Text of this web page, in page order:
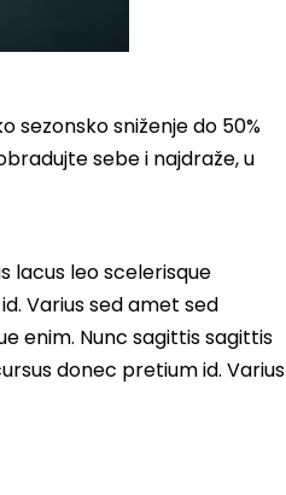
sezonsko sniženje do 50%
sebe i najdraže, u
lacus leo scelerisque
Varius sed amet sed
enim. Nunc sagittis sagittis
donec pretium id. Varius